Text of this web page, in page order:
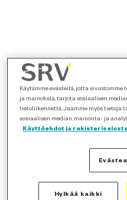
Käytämme evästeitä, jotta sivustomme
ja mainoksia, tarjota sosiaalisen
tietoliikennettä. Jaamme myös tietoja
sosiaalisen median, mainonta- ja
Käyttöehdot ja
Hylkää kaikki